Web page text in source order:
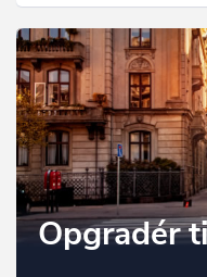
Opgradér